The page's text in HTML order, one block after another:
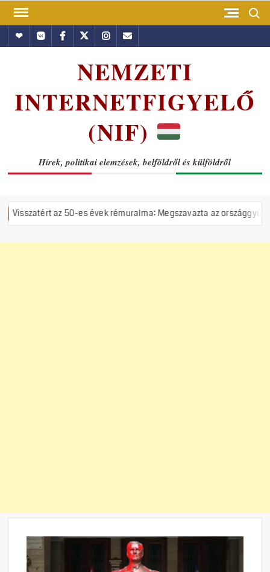
Skip
contentHundubVkontakte
Facebook
TwitterInstagram
Email
NEMZETI
INTERNETFIGYELŐ
(NIF)
Hírek, politikai elemzések, belföldről és külföldről
évek rémuralma: Megszavazta az országgyűlés a tiszás ÁVH